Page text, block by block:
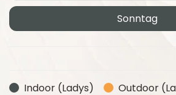
Sonntag
Indoor (Ladys)
Outdoor